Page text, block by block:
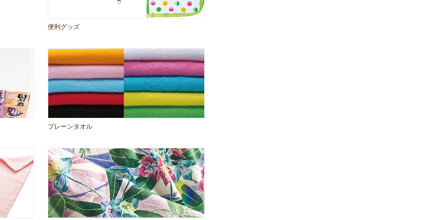
便利グッズ
プレーンタオル